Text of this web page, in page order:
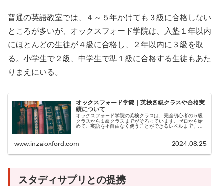
普通の英語教室では、４～５年かけても３級に合格しない
ところが多いが、オックスフォード学院は、入塾１年以内
にほとんどの生徒が４級に合格し、２年以内に３級を取
る。小学生で２級、中学生で準１級に合格する生徒もあた
りまえにいる。
オックスフォード学院｜英検各級クラスや合格実
績について
オックスフォード学院の英検クラスは、完全初心者の５級
クラスから１級クラスまでがそろっています。ゼロから始
めて、英語を不自由なく使うことができるレベルまで、英
www.inzaioxford.com 2024.08.25
スタディサプリとの提携